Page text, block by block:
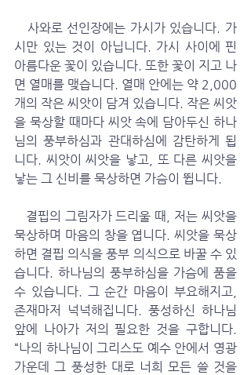
시만 있는 것이 아닙니다. 가시 사이에 핀
아름다운 꽃이 있습니다. 또한 꽃이 지고 나
면 열매를 맺습니다. 열매 안에는 약 2,000
개의 작은 씨앗이 담겨 있습니다. 작은 씨앗
을 묵상할 때마다 씨앗 속에 담아두신 하나
님의 풍부하심과 관대하심에 감탄하게 됩
니다. 씨앗이 씨앗을 낳고, 또 다른 씨앗을
낳는 그 신비를 묵상하면 가슴이 뜁니다.
묵상하며 마음의 창을 엽니다. 씨앗을 묵상
하면 결핍 의식을 풍부 의식으로 바꿀 수 있
습니다. 하나님의 풍부하심을 가슴에 품을
수 있습니다. 그 순간 마음이 부요해지고,
존재마저 넉넉해집니다. 풍성하신 하나님
앞에 나아가 저의 필요한 것을 구합니다.
“나의 하나님이 그리스도 예수 안에서 영광
가운데 그 풍성한 대로 너희 모든 쓸 것을